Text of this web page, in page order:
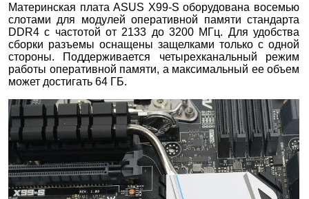
Материнская плата ASUS X99-S оборудована восемью
слотами для модулей оперативной памяти стандарта
DDR4 с частотой от 2133 до 3200 МГц. Для удобства
сборки разъемы оснащены защелками только с одной
стороны. Поддерживается четырехканальный режим
работы оперативной памяти, а максимальный ее объем
может достигать 64 ГБ.